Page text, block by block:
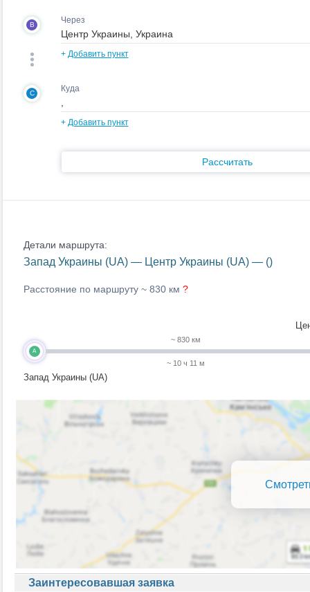
B Через
+ Добавить пункт
C Куда
+ Добавить пункт
Рассчитать
Детали маршрута:
Запад Украины (UA) — Центр Украины (UA) — ()
Расстояние по маршруту ~ 830 км ?
A
Запад Украины (UA)
~ 830 км
~ 10 ч 11 м
Заинтересовавшая заявка